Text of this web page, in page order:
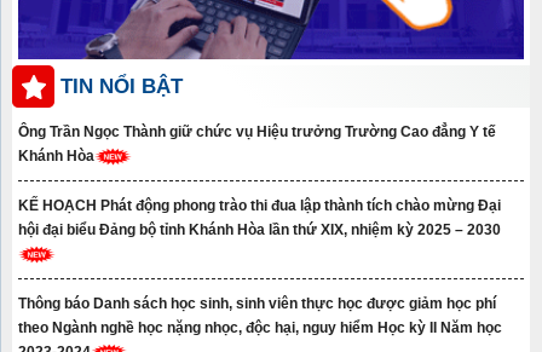
TIN NỔI BẬT
Ông Trần Ngọc Thành giữ chức vụ Hiệu trưởng Trường Cao đẳng Y tế
Khánh Hòa
KẾ HOẠCH Phát động phong trào thi đua lập thành tích chào mừng Đại
hội đại biểu Đảng bộ tỉnh Khánh Hòa lần thứ XIX, nhiệm kỳ 2025 – 2030
Thông báo Danh sách học sinh, sinh viên thực học được giảm học phí
theo Ngành nghề học nặng nhọc, độc hại, nguy hiểm Học kỳ II Năm học